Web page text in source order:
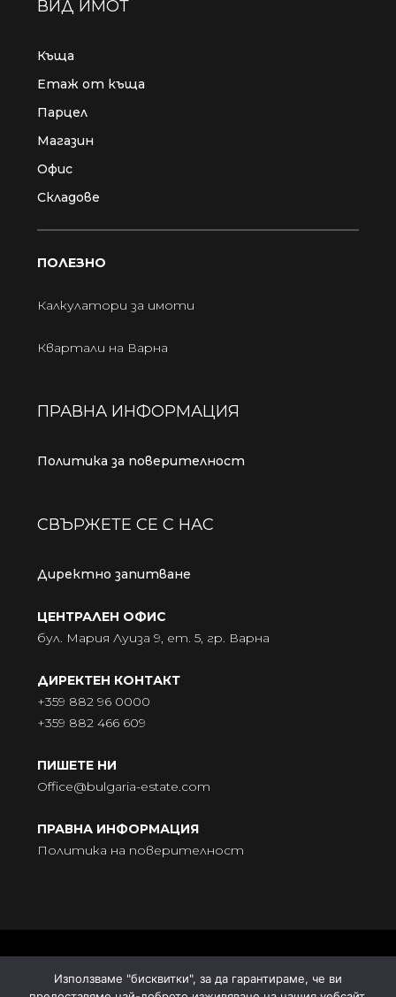
ВИД ИМОТ
Къща
Етаж от къща
Парцел
Магазин
Офис
Складове
ПОЛЕЗНО
Калкулатори за имоти
Квартали на Варна
ПРАВНА ИНФОРМАЦИЯ
Политика за поверителност
СВЪРЖЕТЕ СЕ С НАС
Директно запитване
ЦЕНТРАЛЕН ОФИС
бул. Мария Луиза 9, ет. 5, гр. Варна
ДИРЕКТЕН КОНТАКТ
+359 882 96 0000
+359 882 466 609
ПИШЕТЕ НИ
Office@bulgaria-estate.com
ПРАВНА ИНФОРМАЦИЯ
Политика на поверителност
© BULGARIA-ESTATE - Всички права запазени. Адрес:
бул. „Княгиня Мария Луиза“ № 9, ет. 5, 9000 Варна |
Използваме "бисквитки", за да гарантираме, че ви